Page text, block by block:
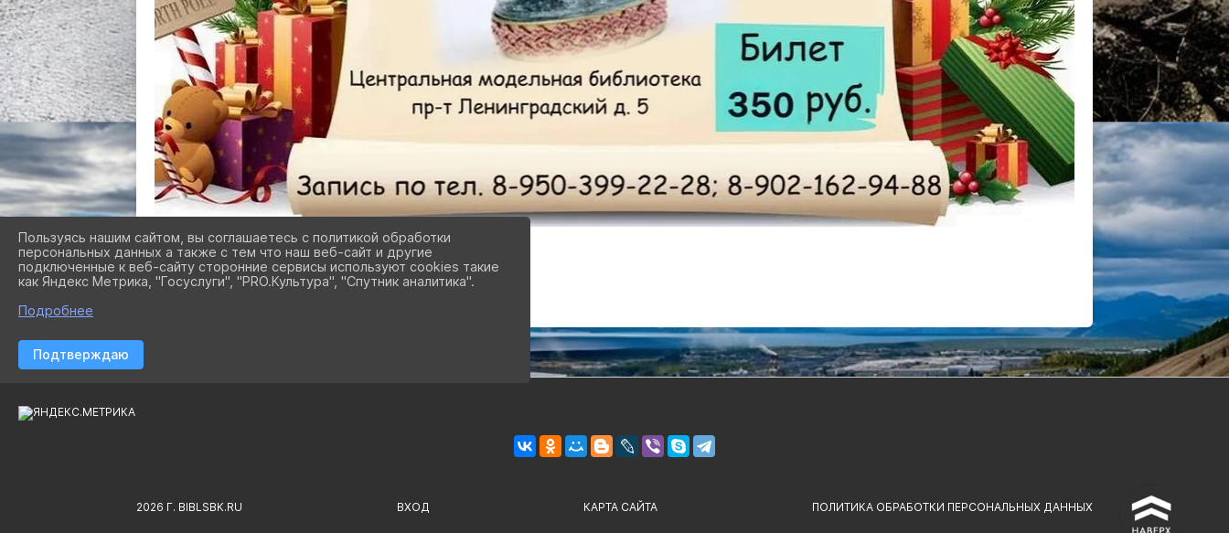
^
2026 Г. BIBLSBK.RU ВХОД КАРТА САЙТА ПОЛИТИКА ОБРАБОТКИ ПЕРСОНАЛЬНЫХ ДАННЫХ
Пользуясь нашим сайтом, вы соглашаетесь с политикой обработки
персональных данных а также с тем что наш веб-сайт и другие
подключенные к веб-сайту сторонние сервисы используют cookies такие
как Яндекс Метрика, "Госуслуги", "PRO.Культура", "Спутник аналитика".
Подробнее
Подтверждаю